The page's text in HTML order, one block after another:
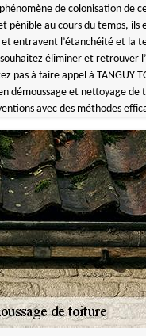
de colonisation de
pénible au cours du temps, ils
entravent l’étanchéité et la
éliminer et retrouver
pas à faire appel à TANGUY
démoussage et nettoyage de
avec des méthodes